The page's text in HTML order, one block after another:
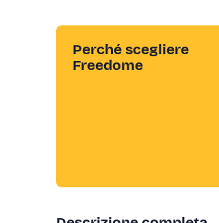
Perché scegliere
Freedome